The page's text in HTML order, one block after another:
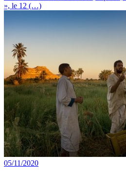
», le 12 (…)
05/11/2020